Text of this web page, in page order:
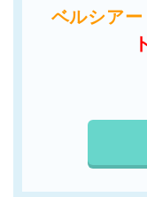
ベルシア